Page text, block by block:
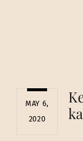
MAY 6,
2020